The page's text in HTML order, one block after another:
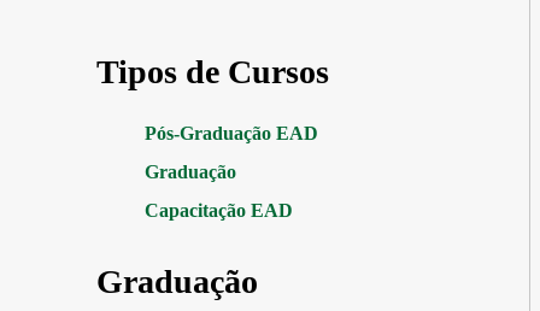
Tipos de Cursos
Pós-Graduação EAD
Graduação
Capacitação EAD
Graduação